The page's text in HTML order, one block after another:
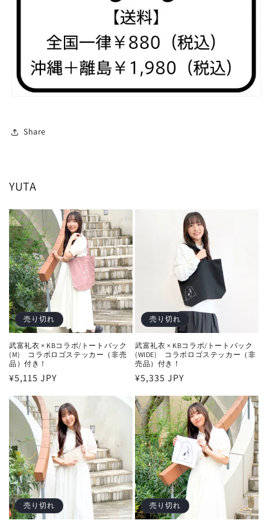
Share
YUTA
売り切れ
武富礼衣 × KBコラボ/トートバック
(M) コラボロゴステッカー（非売
品）付き！
通
価
¥5,115 JPY
売り切れ
武富礼衣 × KBコラボ/トートバック
(WIDE) コラボロゴステッカー（非
売品）付き！
通
価
格
¥5,335 JPY
売り切れ 売り切れ